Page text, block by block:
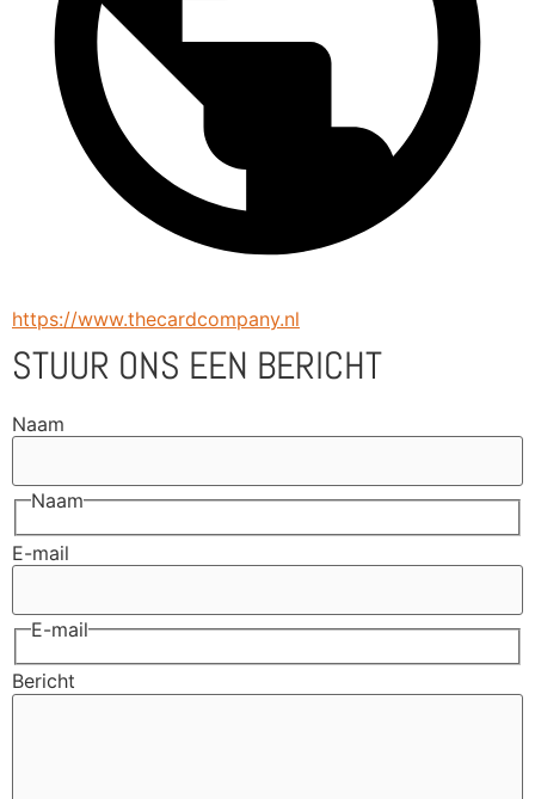
https://www.thecardcompany.nl
STUUR ONS EEN BERICHT
Naam
Naam
E-mail
E-mail
Bericht